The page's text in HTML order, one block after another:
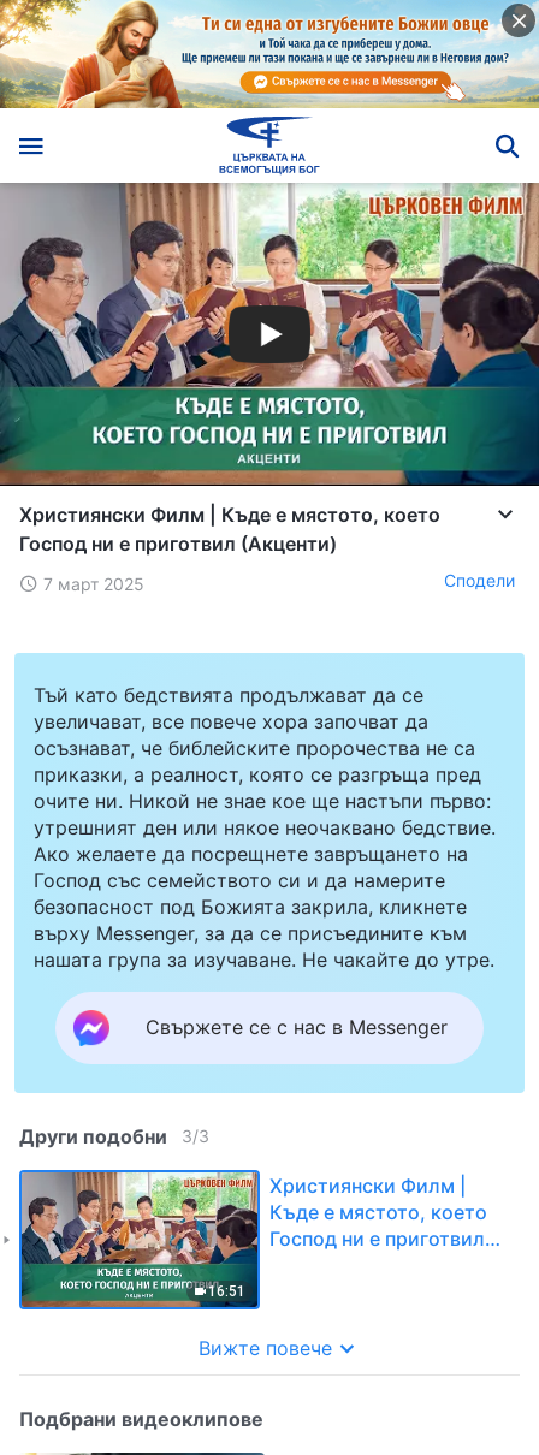
Християнски Филм | Къде е мястото, което
Господ ни е приготвил (Акценти)
7 март 2025 Сподели
Тъй като бедствията продължават да се
увеличават, все повече хора започват да
осъзнават, че библейските пророчества не са
приказки, а реалност, която се разгръща пред
очите ни. Никой не знае кое ще настъпи първо:
утрешният ден или някое неочаквано бедствие.
Ако желаете да посрещнете завръщането на
Господ със семейството си и да намерите
безопасност под Божията закрила, кликнете
върху Messenger, за да се присъедините към
нашата група за изучаване. Не чакайте до утре.
Свържете се с нас в Messenger
Други подобни 3/3
16:51
Християнски Филм |
Къде е мястото, което
Господ ни е приготвил
Вижте повече
Подбрани видеоклипове